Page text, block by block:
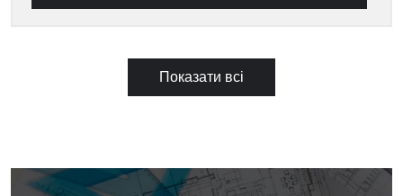
Показати всі